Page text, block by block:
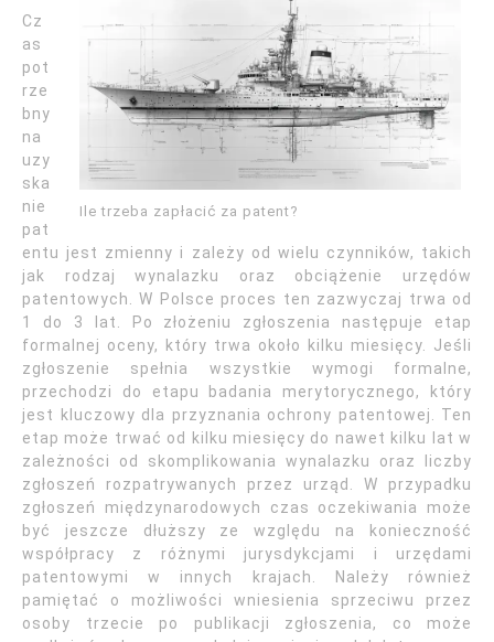
Ile trzeba zapłacić za patent?
Cz
as
pot
rze
bny
na
uzy
ska
nie
pat
entu jest zmienny i zależy od wielu czynników, takich
jak rodzaj wynalazku oraz obciążenie urzędów
patentowych. W Polsce proces ten zazwyczaj trwa od
1 do 3 lat. Po złożeniu zgłoszenia następuje etap
formalnej oceny, który trwa około kilku miesięcy. Jeśli
zgłoszenie spełnia wszystkie wymogi formalne,
przechodzi do etapu badania merytorycznego, który
jest kluczowy dla przyznania ochrony patentowej. Ten
etap może trwać od kilku miesięcy do nawet kilku lat w
zależności od skomplikowania wynalazku oraz liczby
zgłoszeń rozpatrywanych przez urząd. W przypadku
zgłoszeń międzynarodowych czas oczekiwania może
być jeszcze dłuższy ze względu na konieczność
współpracy z różnymi jurysdykcjami i urzędami
patentowymi w innych krajach. Należy również
pamiętać o możliwości wniesienia sprzeciwu przez
osoby trzecie po publikacji zgłoszenia, co może